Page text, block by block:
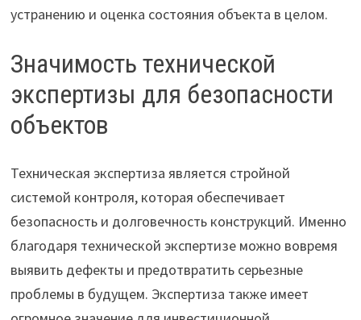
устранению и оценка состояния объекта в целом.
Значимость технической
экспертизы для безопасности
объектов
Техническая экспертиза является стройной
системой контроля, которая обеспечивает
безопасность и долговечность конструкций. Именно
благодаря технической экспертизе можно вовремя
выявить дефекты и предотвратить серьезные
проблемы в будущем. Экспертиза также имеет